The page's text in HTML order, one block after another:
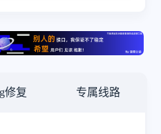
修复 专属线路